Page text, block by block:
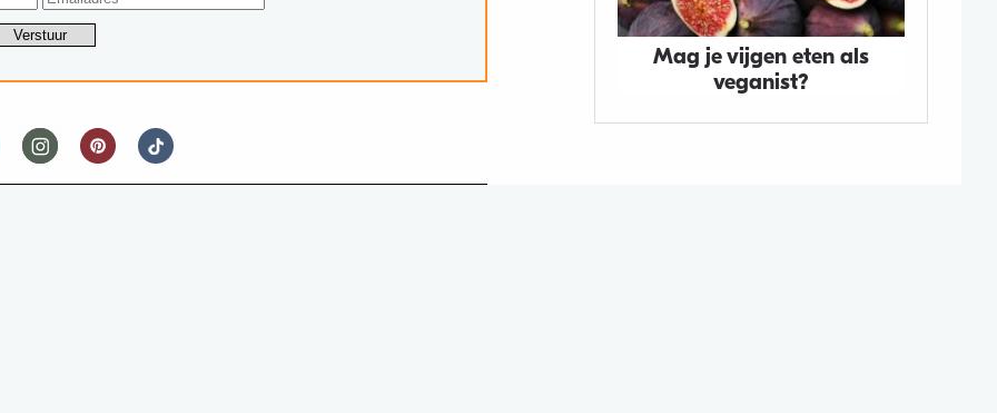
Mag je vijgen eten als
veganist?